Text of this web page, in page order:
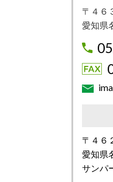
〒４６
愛知県
〒４６
愛知県
サンパ